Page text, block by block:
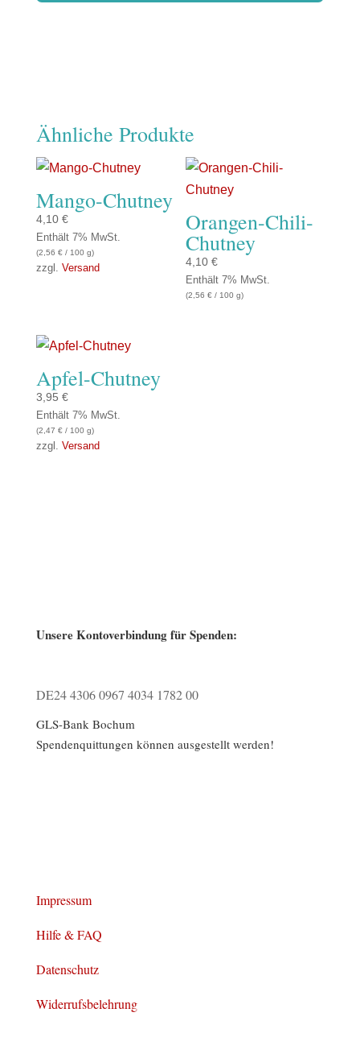
Ähnliche Produkte
Mango-Chutney
4,10 €
Enthält 7% MwSt.
(2,56 €/ 100 g)
zzgl. Versand
Orangen-Chili-
Chutney
4,10€
Enthält 7% MwSt.
(2,56€ / 100 g)
Apfel-Chutney
3,95 €
Enthält 7% MwSt.
(2,47 €/ 100 g)
zzgl. Versand
Unsere Kontoverbindung für Spenden:
DE24 4306 0967 4034 1782 00
GLS-Bank Bochum
Spendenquittungen können ausgestellt werden!
Impressum
Hilfe & FAQ
Datenschutz
Widerrufsbelehrung